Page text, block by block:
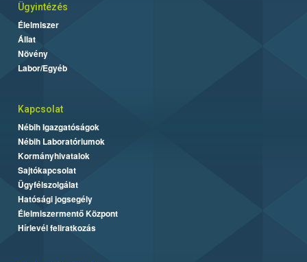
Ügyintézés
Élelmiszer
Állat
Növény
Labor/Egyéb
Kapcsolat
Nébih Igazgatóságok
Nébih Laboratóriumok
Kormányhivatalok
Sajtókapcsolat
Ügyfélszolgálat
Hatósági jogsegély
Élelmiszermentő Központ
Hírlevél feliratkozás